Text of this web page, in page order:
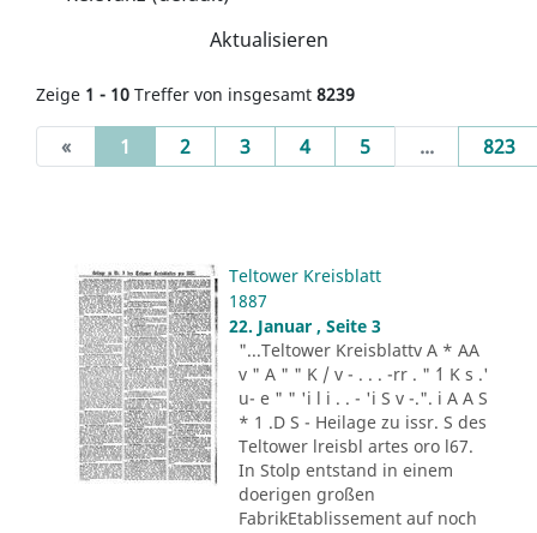
Aktualisieren
Zeige 1 - 10 Treffer von insgesamt 8239
« 1 (current)
2 3 4 5 ... 823
Teltower Kreisblatt
1887
22. Januar , Seite 3
"...Teltower Kreisblattv A * AA
v " A " " K / v - . . . -rr . " ´1 K s .'
u- e " " 'i l i . . - 'i S v -.". i A A S
* 1 .D S - Heilage zu issr. S des
Teltower lreisbl artes oro l67.
In Stolp entstand in einem
doerigen großen
FabrikEtablissement auf noch